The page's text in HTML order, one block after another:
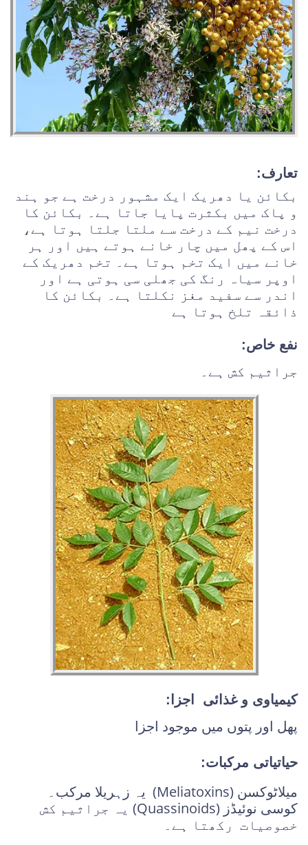
تعارف:
بکائن یا دھریک ایک مشہور درخت ہے جو ہند
و پاک میں بکثرت پایا جاتا ہے۔ بکائن کا
درخت نیم کے درخت سے ملتا جلتا ہوتا ہے،
اس کے پھل میں چار خانے ہوتے ہیں اور ہر
خانے میں ایک تخم ہوتا ہے۔ تخم دھریک کے
اوپر سیاہ رنگ کی جھلی سی ہوتی ہے اور
اندر سے سفید مغز نکلتا ہے۔ بکائن کا
ذائقہ تلخ ہوتا ہے
نفع خاص:
جراثیم کش ہے۔
کیمیاوی و غذائی اجزا:
پھل اور پتوں میں موجود اجزا
حیاتیاتی مرکبات:
میلاٹوکسن (Meliatoxins) یہ زہریلا مرکب۔
کوسی نوئیڈز (Quassinoids) یہ جراثیم کش
خصوصیات رکھتا ہے۔